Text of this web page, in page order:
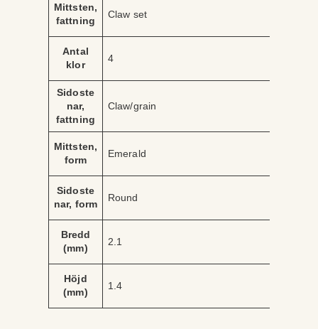
Mittsten,
fattning
Claw set
Antal
klor
4
Sidoste
nar,
fattning
Claw/grain
Mittsten,
form
Emerald
Sidoste
nar, form
Round
Bredd
(mm)
2.1
Höjd
(mm)
1.4